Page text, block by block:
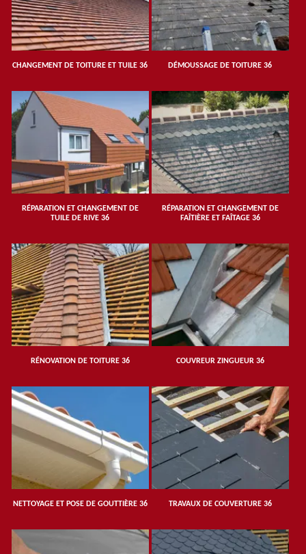
CHANGEMENT DE TOITURE ET TUILE 36 DÉMOUSSAGE DE TOITURE 36
RÉPARATION ET CHANGEMENT DE
TUILE DE RIVE 36
RÉPARATION ET CHANGEMENT DE
FAÎTIÈRE ET FAÎTAGE 36
RÉNOVATION DE TOITURE 36 COUVREUR ZINGUEUR 36
NETTOYAGE ET POSE DE GOUTTIÈRE 36 TRAVAUX DE COUVERTURE 36